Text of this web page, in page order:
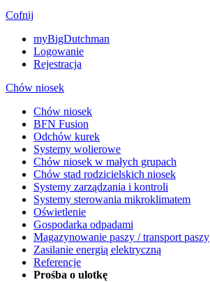
Cofnij
myBigDutchman
Logowanie
Rejestracja
Chów niosek
Chów niosek
BFN Fusion
Odchów kurek
Systemy wolierowe
Chów niosek w małych grupach
Chów stad rodzicielskich niosek
Systemy zarządzania i kontroli
Systemy sterowania mikroklimatem
Oświetlenie
Gospodarka odpadami
Magazynowanie paszy / transport paszy
Zasilanie energią elektryczną
Referencje
Prośba o ulotkę